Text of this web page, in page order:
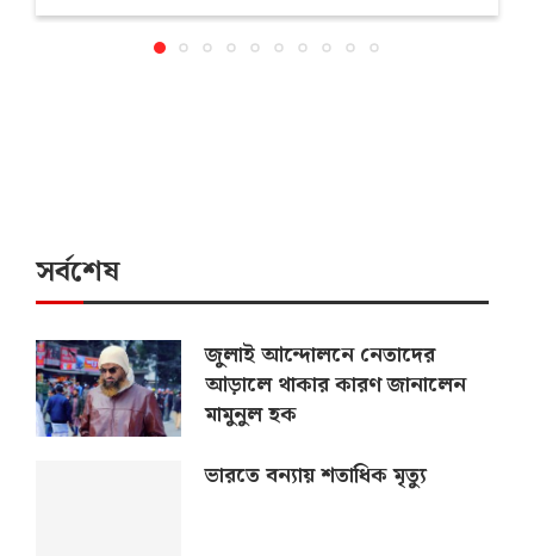
সর্বশেষ
জুলাই আন্দোলনে নেতাদের
আড়ালে থাকার কারণ জানালেন
মামুনুল হক
ভারতে বন্যায় শতাধিক মৃত্যু